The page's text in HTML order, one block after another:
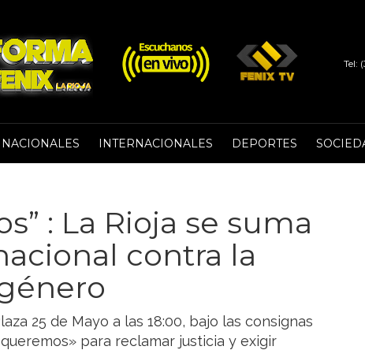
Tel:
NACIONALES INTERNACIONALES DEPORTES
: La Rioja se suma
contra la
25 de Mayo a las 18:00, bajo las consignas
para reclamar justicia y exigir